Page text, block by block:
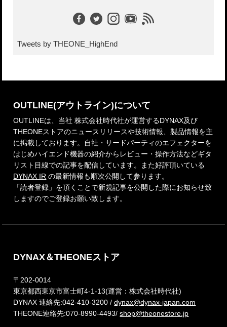
Tweets by THEONE_HighEnd
OUTLINE(アウトライン)について
OUTLINEは、当社 株式会社時代社が運営するDYNAX及び
THEONEストアのニュースリリースや技術情報、製品情報を主
に掲載しております。自社・サードパーティのエフェクターを
はじめハイエンド機器の紹介からレビュー・操作方法などギタ
リスト目線での記事を配信しています。また好評頂いている
DYNAX IR の最新情報も順次公開して参ります。
「読者登録」を頂くことで新規記事を公開した際にお知らせ致
しますのでご登録お願い致します。
DYNAX＆THEONEストア
〒202-0014
東京都西東京市富士町4-1-13(運営：株式会社時代社)
DYNAX 連絡先:042-410-3200 /dynax@dynax-japan.com
THEONE連絡先:070-8990-4493/shop@theonestore.jp